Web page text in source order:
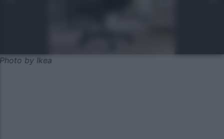
Photo by Ikea